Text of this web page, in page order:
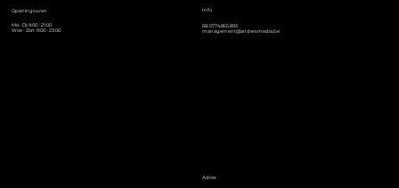
Info
BE0774.855.893
management@andersmedia.be
Openingsuren
Ma - Di: 9:00 - 21:00
Woe - Zon: 9:00 - 23:00
Adres